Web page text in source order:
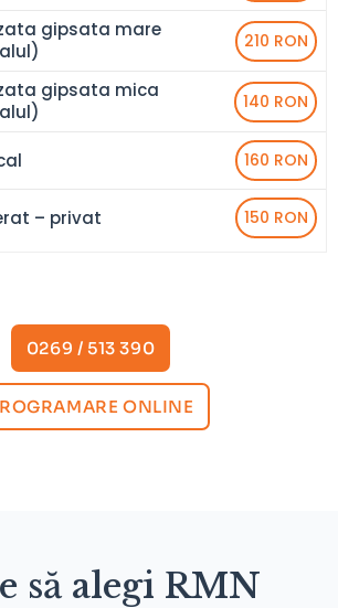
gipsata mare
210 RON
gipsata mica
140 RON
160 RON
– privat 150 RON
0269 / 513 390
ONLINE
să alegi RMN